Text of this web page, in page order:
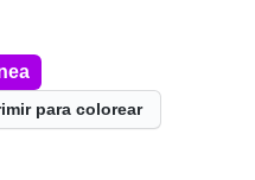
para colorear